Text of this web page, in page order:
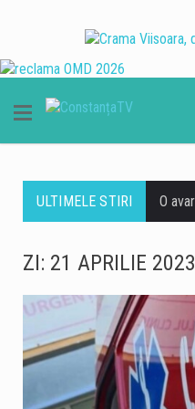
ULTIMELE STIRI
ZI: 21 APRILIE 2023